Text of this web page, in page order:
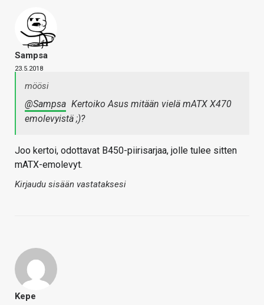
Sampsa
23.5.2018
möösi
@Sampsa Kertoiko Asus mitään vielä mATX X470
emolevyistä ;)?
Joo kertoi, odottavat B450-piirisarjaa, jolle tulee sitten
mATX-emolevyt.
Kirjaudu sisään vastataksesi
Kepe